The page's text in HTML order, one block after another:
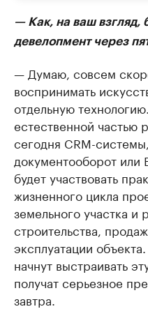
— Как, на ваш взгляд,
девелопмент через
— Думаю, совсем
воспринимать
отдельную
естественной частью
сегодня CRM-
документооборот
будет участвовать
жизненного цикла
земельного участка и
строительства,
эксплуатации
начнут выстраивать
получат серьезное
завтра.